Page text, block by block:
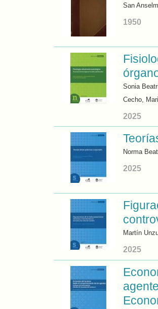
San
1950
Sonia
Cecho,
2025
Norma
2025
Martín
2025